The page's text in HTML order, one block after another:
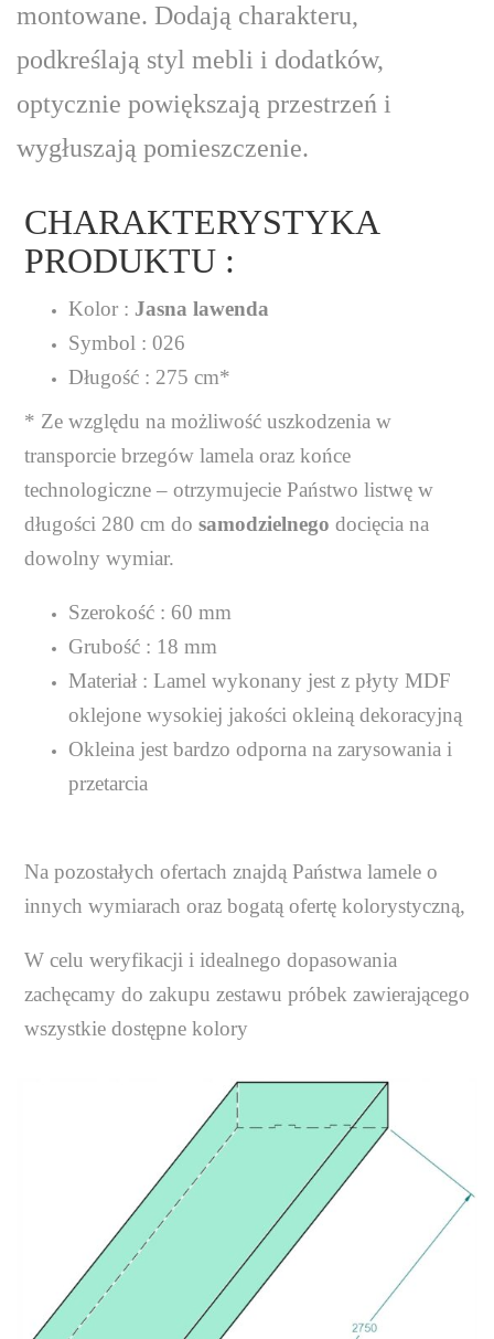
montowane. Dodają charakteru,
podkreślają styl mebli i dodatków,
optycznie powiększają przestrzeń i
wygłuszają pomieszczenie.
CHARAKTERYSTYKA
PRODUKTU :
Kolor : Jasna lawenda
Symbol : 026
Długość : 275 cm*
* Ze względu na możliwość uszkodzenia w
transporcie brzegów lamela oraz końce
technologiczne – otrzymujecie Państwo listwę w
długości 280 cm dosamodzielnego docięcia na
dowolny wymiar.
Szerokość : 60 mm
Grubość : 18 mm
Materiał : Lamel wykonany jest z płyty MDF
oklejone wysokiej jakości okleiną dekoracyjną
Okleina jest bardzo odporna na zarysowania i
przetarcia
Na pozostałych ofertach znajdą Państwa lamele o
innych wymiarach oraz bogatą ofertę kolorystyczną,
W celu weryfikacji i idealnego dopasowania
zachęcamy do zakupu zestawu próbek zawierającego
wszystkie dostępne kolory